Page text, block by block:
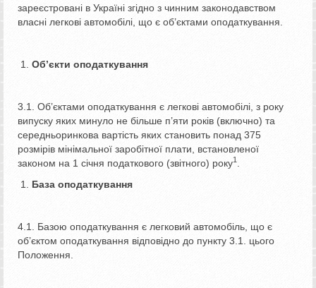
зареєстровані в Україні згідно з чинним законодавством
власні легкові автомобілі, що є об’єктами оподаткування.
Об’єкти оподаткування
3.1. Об’єктами оподаткування є легкові автомобілі, з року
випуску яких минуло не більше п’яти років (включно) та
середньоринкова вартість яких становить понад 375
розмірів мінімальної заробітної плати, встановленої
законом на 1 січня податкового (звітного) року1
База оподаткування
4.1. Базою оподаткування є легковий автомобіль, що є
об’єктом оподаткування відповідно до пункту 3.1. цього
Положення.